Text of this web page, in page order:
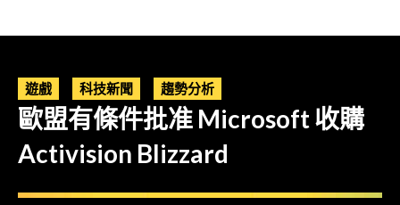
遊戲 科技新聞 趨勢分析
歐盟有條件批准 Microsoft 收購
Activision Blizzard